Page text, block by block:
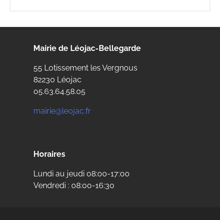
Mairie de Léojac-Bellegarde
55 Lotissement les Vergnous
82230 Léojac
05.63.64.58.05
mairie@leojac.fr
Horaires
Lundi au jeudi 08:00-17:00
Vendredi : 08:00-16:30